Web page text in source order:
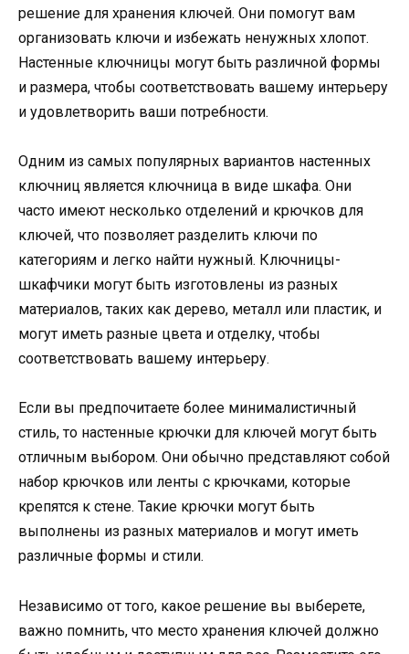
решение для хранения ключей. Они помогут вам
организовать ключи и избежать ненужных хлопот.
Настенные ключницы могут быть различной формы
и размера, чтобы соответствовать вашему интерьеру
и удовлетворить ваши потребности.
Одним из самых популярных вариантов настенных
ключниц является ключница в виде шкафа. Они
часто имеют несколько отделений и крючков для
ключей, что позволяет разделить ключи по
категориям и легко найти нужный. Ключницы-
шкафчики могут быть изготовлены из разных
материалов, таких как дерево, металл или пластик, и
могут иметь разные цвета и отделку, чтобы
соответствовать вашему интерьеру.
Если вы предпочитаете более минималистичный
стиль, то настенные крючки для ключей могут быть
отличным выбором. Они обычно представляют собой
набор крючков или ленты с крючками, которые
крепятся к стене. Такие крючки могут быть
выполнены из разных материалов и могут иметь
различные формы и стили.
Независимо от того, какое решение вы выберете,
важно помнить, что место хранения ключей должно